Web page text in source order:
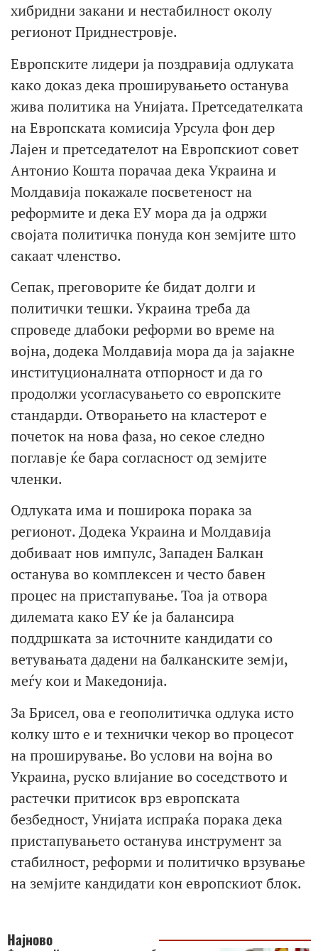
хибридни закани и нестабилност околу
регионот Приднестровје.
Европските лидери ја поздравија одлуката
како доказ дека проширувањето останува
жива политика на Унијата. Претседателката
на Европската комисија Урсула фон дер
Лајен и претседателот на Европскиот совет
Антонио Кошта порачаа дека Украина и
Молдавија покажале посветеност на
реформите и дека ЕУ мора да ја одржи
својата политичка понуда кон земјите што
сакаат членство.
Сепак, преговорите ќе бидат долги и
политички тешки. Украина треба да
спроведе длабоки реформи во време на
војна, додека Молдавија мора да ја зајакне
институционалната отпорност и да го
продолжи усогласувањето со европските
стандарди. Отворањето на кластерот е
почеток на нова фаза, но секое следно
поглавје ќе бара согласност од земјите
членки.
Одлуката има и поширока порака за
регионот. Додека Украина и Молдавија
добиваат нов импулс, Западен Балкан
останува во комплексен и често бавен
процес на пристапување. Тоа ја отвора
дилемата како ЕУ ќе ја балансира
поддршката за источните кандидати со
ветувањата дадени на балканските земји,
меѓу кои и Македонија.
За Брисел, ова е геополитичка одлука исто
колку што е и технички чекор во процесот
на проширување. Во услови на војна во
Украина, руско влијание во соседството и
растечки притисок врз европската
безбедност, Унијата испраќа порака дека
пристапувањето останува инструмент за
стабилност, реформи и политичко врзување
на земјите кандидати кон европскиот блок.
Најново